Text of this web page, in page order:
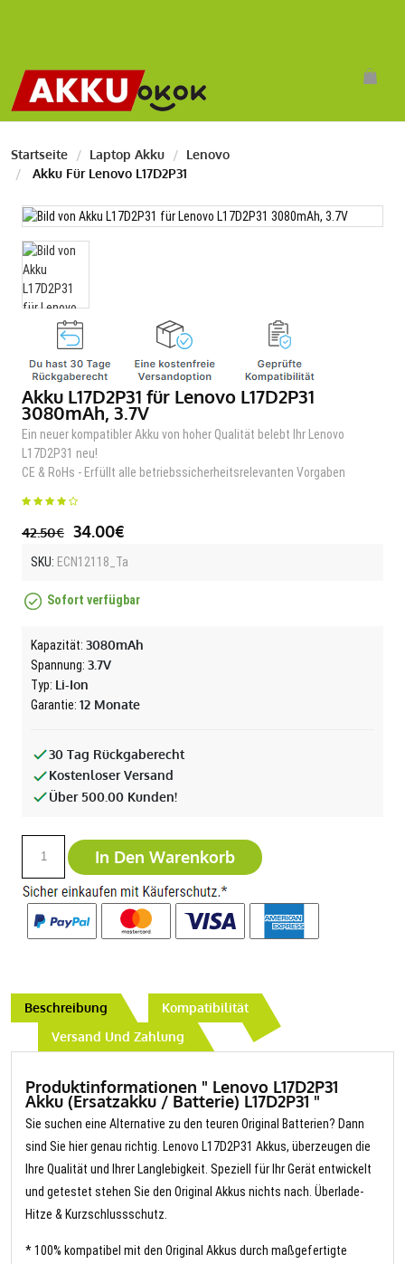
Startseite Laptop Akku
Lenovo
Akku Für Lenovo L17D2P31
Akku L17D2P31 für Lenovo L17D2P31
3080mAh, 3.7V
Ein neuer kompatibler Akku von hoher Qualität belebt Ihr Lenovo
L17D2P31 neu!
CE & RoHs - Erfüllt alle betriebssicherheitsrelevanten Vorgaben
42.50€ 34.00€
SKU: ECN12118_Ta
Sofort verfügbar
Kapazität: 3080mAh
Spannung: 3.7V
Typ: Li-Ion
Garantie: 12 Monate
30 Tag Rückgaberecht
Kostenloser Versand
Über 500.00 Kunden!
In Den Warenkorb
Beschreibung
Kompatibilität
Versand Und Zahlung
Produktinformationen " Lenovo L17D2P31
Akku (Ersatzakku / Batterie) L17D2P31 "
Sie suchen eine Alternative zu den teuren Original Batterien? Dann
sind Sie hier genau richtig. Lenovo L17D2P31 Akkus, überzeugen die
Ihre Qualität und Ihrer Langlebigkeit. Speziell für Ihr Gerät entwickelt
und getestet stehen Sie den Original Akkus nichts nach. Überlade-
Hitze & Kurzschlussschutz.
* 100% kompatibel mit den Original Akkus durch maßgefertigte